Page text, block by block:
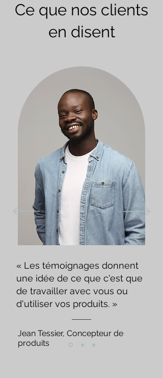
Ce que nos clients
en disent
« Les témoignages donnent
une idée de ce que c'est que
de travailler avec vous ou
d'utiliser vos produits. »
Jean Tessier, Concepteur de
produits